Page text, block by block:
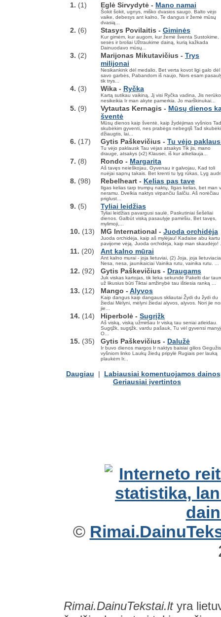
1. (1) Eglė Sirvydytė - Mano namai
Šokit šokit, ugnys, miško dvasios saugo. Balto vėjo
vaike, debesys ant kalno, Te dangus ir žemė mūsų
dvasią...
2. (6) Stasys Povilaitis - Giminės
Kur gimėm, kur augom, kur žemė šventa Sustokime,
sesės ir broliai Užtraukime dainą, kurią kažkada
Dainuodavo mūsų...
3. (2) Marijonas Mikutavičius - Trys
milijonai
Nesikankink dėl medalio, Bet verta kovot ligi galo dėl
savo garbės, Pabandom iš naujo, Nors esam
tik trys...
4. (3) Wika - Ryčka
Kartą sutikau vaikiną, Jį visi Ryčka vadina, Jis
nesikeikia Ir man akyte pamerkia. Jo marškinukai...
5. (9) Vytautas Kernagis - Mūsų dienos
šventė
Mūsų dienos kaip šventė, kaip žydėjimas vyšnios Tad
skubėkim gyventi, nes prabėgs nebegrįš Tad
džiaugtis, lai...
6. (17) Gytis Paškevičius - Tu vėjo
Tu vėjo paklausk Tau vėjas atsakys Tik jis, mano
drauge, atsakys (x2) Klausei, iš kur atkeliauja...
7. (8) Rondo - Margarita
Aš tavęs neieškojau, Gyvenau ir galvojau, Kad toli
nuėjai sapnų takais. Bet krenti tu lyg rūkas, Lyg
8. (98) Rebelheart - Kelias pas tave
Ilgas kelias tarp trumpų naktų, Ilgas kelias, bet man
neramu. Dvelkia naktys virpančiu šalčiu. Aš norėčiau
priglust...
9. (5) Tyliai leidžias
Tyliai leidžias pavargusi saulė, Paskutiniai šešėliai
dienos. Galbūt viską pasaulyje pamiršiu, Bet tavęs,
mylimoji,...
10. (13) MG International - Juoda orchidėja
Juoda orchidėja, kaip aš mylėjau! Kadaise abu kartu
pavijome vėją. Juoda orchidėja, kaip man skaudėjo!
11. (20) Ant kalno mūrai
Ant kalno murai - joja lietuviai, (2) Joja, joja
Nesa, nesa, jaunikaiciai Vainika rutu, vainika rutu. ...
12. (92) Gytis Paškevičius - Draugams
Juk viskas kartojas, tik lieka sekundė Pakelti dar
už likusius būti Tiktai amžinybė tau ištiesia ranką ...
13. (12) Mango - Alyvos
Kaip dangus kaip dangaus skliautai Žydi du žydi du
žiedai Mėlyni, mėlyni žiedai alyvos, alyvos. Nori jie
jie...
14. (14) Hiperbolė - Sugrįžk
Aš viską, viską užmiršau Ir viską tau seniai atleidau.
Sugrįžk, sugrįžk, vardu pašauk, Tu vėl gyvensi
O...
15. (35) Gytis Paškevičius - Dalužė
Ir buvo dienos margos Ir naktys baisiai gilios Gegužis
vyšniom linko Laukų žiedų pripylė Rugiais per lauką
plaukėm Ir...
Daugiau | Labiausiai komentuojamos dainos
Geriausiai įvertintos
©
Rimai.DainuTekstai.ltyra